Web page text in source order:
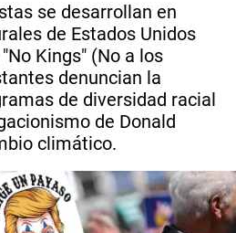
se desarrollan en
de Estados Unidos
Kings" (No a los
denuncian la
de diversidad racial
de Donald
climático.